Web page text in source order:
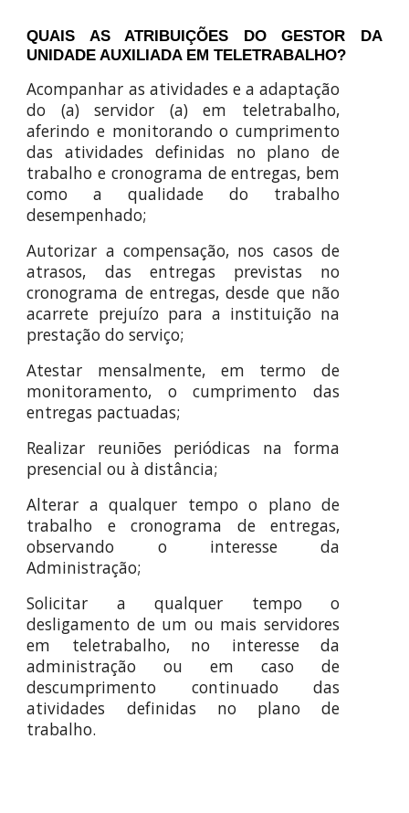
QUAIS AS ATRIBUIÇÕES DO GESTOR DA
UNIDADE AUXILIADA EM TELETRABALHO?
Acompanhar as atividades e a adaptação
do (a) servidor (a) em teletrabalho,
aferindo e monitorando o cumprimento
das atividades definidas no plano de
trabalho e cronograma de entregas, bem
como a qualidade do trabalho
desempenhado;
Autorizar a compensação, nos casos de
atrasos, das entregas previstas no
cronograma de entregas, desde que não
acarrete prejuízo para a instituição na
prestação do serviço;
Atestar mensalmente, em termo de
monitoramento, o cumprimento das
entregas pactuadas;
Realizar reuniões periódicas na forma
presencial ou à distância;
Alterar a qualquer tempo o plano de
trabalho e cronograma de entregas,
observando o interesse da
Administração;
Solicitar a qualquer tempo o
desligamento de um ou mais servidores
em teletrabalho, no interesse da
administração ou em caso de
descumprimento continuado das
atividades definidas no plano de
trabalho.